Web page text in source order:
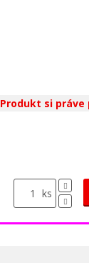
Produkt si práve
ks